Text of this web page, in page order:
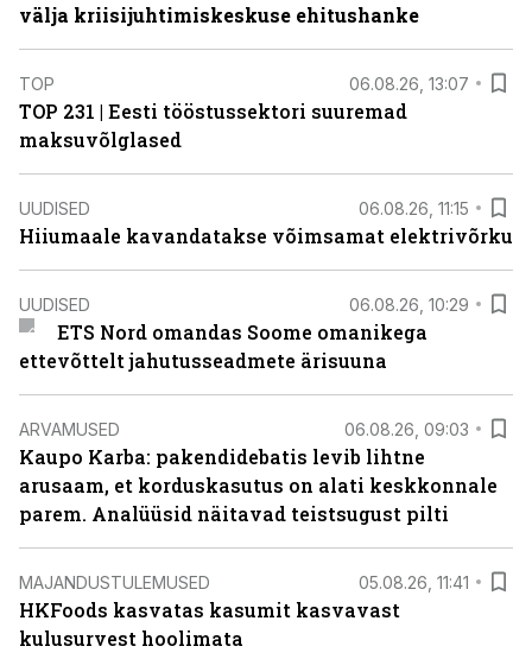
välja kriisijuhtimiskeskuse ehitushanke
TOP 06.08.26, 13:07
TOP 231 | Eesti tööstussektori suuremad
maksuvõlglased
UUDISED 06.08.26, 11:15
Hiiumaale kavandatakse võimsamat elektrivõrku
UUDISED 06.08.26, 10:29
ETS Nord omandas Soome omanikega
ettevõttelt jahutusseadmete ärisuuna
ARVAMUSED 06.08.26, 09:03
Kaupo Karba: pakendidebatis levib lihtne
arusaam, et korduskasutus on alati keskkonnale
parem. Analüüsid näitavad teistsugust pilti
MAJANDUSTULEMUSED 05.08.26, 11:41
HKFoods kasvatas kasumit kasvavast
kulusurvest hoolimata